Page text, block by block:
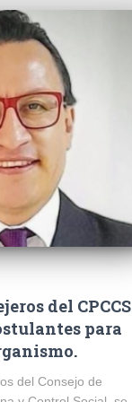
del CPCCS
para
del Consejo de